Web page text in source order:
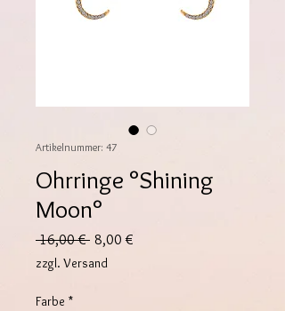
Artikelnummer: 47
Ohrringe °Shining
Moon°
16,00 € Standardpreis
8,00 €
zzgl. Versand
Farbe *